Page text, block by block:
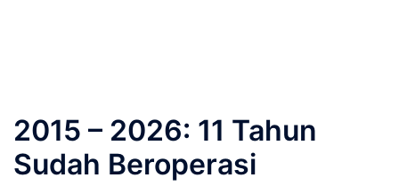
2015 – 2026: 11 Tahun
Sudah Beroperasi